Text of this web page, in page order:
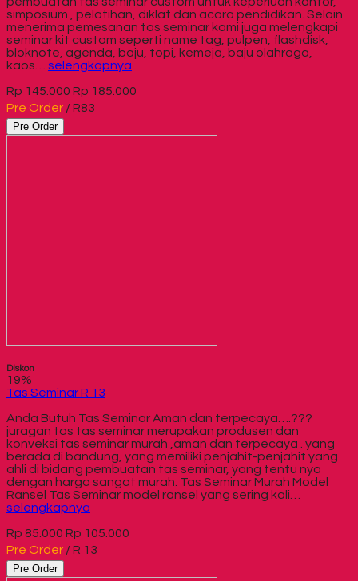
simposium , pelatihan, diklat dan acara pendidikan. Selain
menerima pemesanan tas seminar kami juga melengkapi
seminar kit custom seperti name tag, pulpen, flashdisk,
bloknote, agenda, baju, topi, kemeja, baju olahraga,
kaos… selengkapnya
Rp 145.000 Rp 185.000
Pre Order / R83
Pre Order
Diskon
19%
Tas Seminar R 13
Anda Butuh Tas Seminar Aman dan terpecaya….???
juragan tas tas seminar merupakan produsen dan
konveksi tas seminar murah ,aman dan terpecaya . yang
berada di bandung, yang memiliki penjahit-penjahit yang
ahli di bidang pembuatan tas seminar, yang tentu nya
dengan harga sangat murah. Tas Seminar Murah Model
Ransel Tas Seminar model ransel yang sering kali…
selengkapnya
Rp 85.000 Rp 105.000
Pre Order / R 13
Pre Order